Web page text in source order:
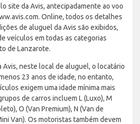
site da Avis, antecipadamente ao voo
Online, todos os detalhes
de aluguel da Avis são exibidos,
veículos em todas as categorias
de Lanzarote.
Avis, neste local de aluguel, o locatário
23 anos de idade, no entanto,
exigem uma idade mínima mais
de carros incluem L (Luxo), M
O (Van Premium), N (Van de
Van). Os motoristas também devem